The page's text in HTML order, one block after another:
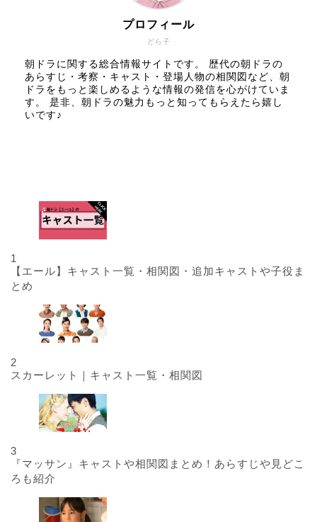
どら子
プロフィール
朝ドラに関する総合情報サイトです。 歴代の朝ドラの
あらすじ・考察・キャスト・登場人物の相関図など、朝
ドラをもっと楽しめるような情報の発信を心がけていま
す。 是非、朝ドラの魅力もっと知ってもらえたら嬉し
いです♪
1
【エール】キャスト一覧・相関図・追加キャストや子役ま
とめ
2
スカーレット｜キャスト一覧・相関図
3
『マッサン』キャストや相関図まとめ！あらすじや見どこ
ろも紹介